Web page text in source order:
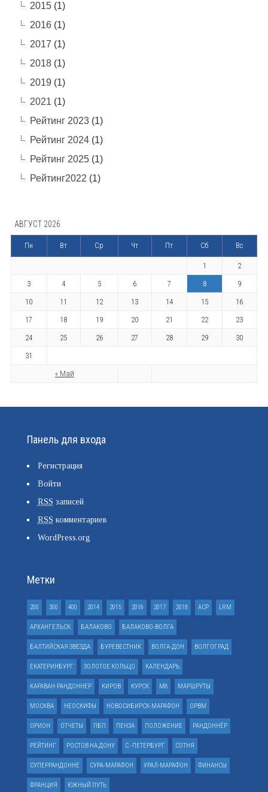
2015(1)
2016(1)
2017 (1)
2018(1)
2019 (1)
2021 (1)
Рейтинг 2023(1)
Рейтинг 2024(1)
Рейтинг 2025(1)
Рейтинг2022 (1)
АВГУСТ 2026
Пн Вт Ср Чт Пт Сб Вс
« Май
1
2
3
4 5 6 7 8
9
10
11 12 13 14 15
16
17
18 19 20 21 22
23
24
25 26 27 28 29
30
31
Панель для входа
Регистрация
Войти
RSS записей
RSS комментариев
WordPress.org
Метки
200 300 400 2014 2015 2016 2017 2018 ACP LRM
АРХАНГЕЛЬСК БАЛАКОВО БАЛАКОВО-ВОЛГА
БАЛТИЙСКАЯ ЗВЕЗДА БУРЕВЕСТНИК ВОЛГА-ДОН ВОЛГОГРАД
ЕКАТЕРИНБУРГ ЗОЛОТОЕ КОЛЬЦО КАЛЕНДАРЬ
КАРАВАН-РАНДОННЕР КИРОВ КУРСК М8 МАРШРУТЫ
МОСКВА НЕОСКИФЫ НОВОСИБИРСК-МАРАФОН ОРВМ
ОРИОН ОТЧЕТЫ ПБП ПЕНЗА ПОЛОЖЕНИЕ РАНДОННЁР
РЕЙТИНГ РОСТОВ НА ДОНУ С.-ПЕТЕРБУРГ СОТНЯ
СУПЕРРАНДОННЕ СУРА-МАРАФОН УРАЛ-МАРАФОН ФИНАНСЫ
ФРАНЦИЯ ЮЖНЫЙ ПУТЬ